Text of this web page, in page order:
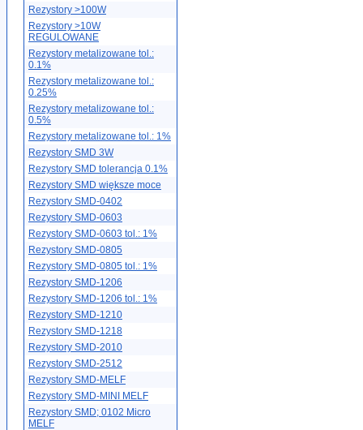
Rezystory >100W
Rezystory >10W
REGULOWANE
Rezystory metalizowane tol.:
0.1%
Rezystory metalizowane tol.:
0.25%
Rezystory metalizowane tol.:
0.5%
Rezystory metalizowane tol.: 1%
Rezystory SMD 3W
Rezystory SMD tolerancja 0.1%
Rezystory SMD większe moce
Rezystory SMD-0402
Rezystory SMD-0603
Rezystory SMD-0603 tol.: 1%
Rezystory SMD-0805
Rezystory SMD-0805 tol.: 1%
Rezystory SMD-1206
Rezystory SMD-1206 tol.: 1%
Rezystory SMD-1210
Rezystory SMD-1218
Rezystory SMD-2010
Rezystory SMD-2512
Rezystory SMD-MELF
Rezystory SMD-MINI MELF
Rezystory SMD; 0102 Micro
MELF